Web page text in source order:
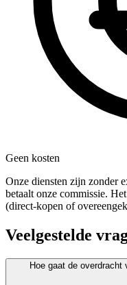
Geen kosten
Onze diensten zijn zonder
betaalt onze commissie.
(direct-kopen of
Veelgestelde
Hoe gaat de overdracht